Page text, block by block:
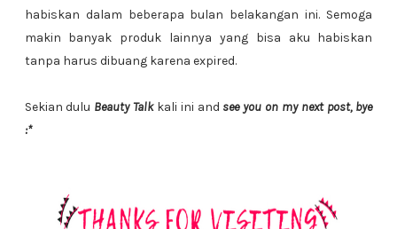
habiskan dalam beberapa bulan belakangan ini. Semoga
makin banyak produk lainnya yang bisa aku habiskan
tanpa harus dibuang karena expired.
Sekian dulu Beauty Talkkali ini and see you on my next post, bye
:*